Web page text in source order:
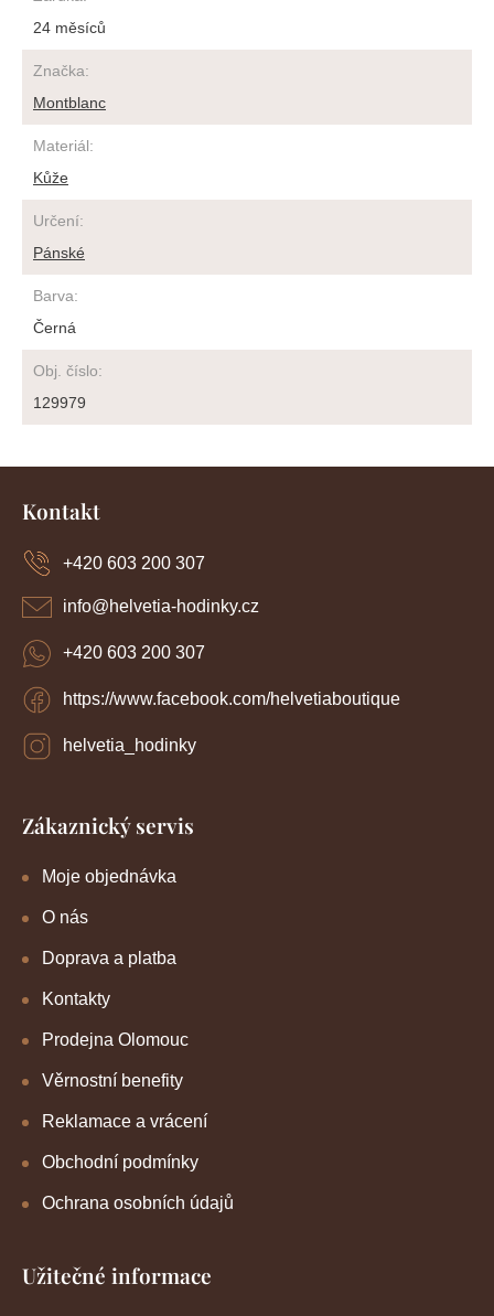
24 měsíců
Značka:
Montblanc
Materiál:
Kůže
Určení:
Pánské
Barva:
Černá
Obj. číslo:
129979
Kontakt
info@helvetia-hodinky.cz
+420 603 200 307
https://www.facebook.com/helvetiaboutique
helvetia_hodinky
+420 603 200 307
Zákaznický servis
Moje objednávka
O nás
Doprava a platba
Kontakty
Prodejna Olomouc
Věrnostní benefity
Reklamace a vrácení
Obchodní podmínky
Ochrana osobních údajů
Užitečné informace